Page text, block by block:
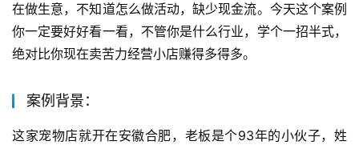
在做生意，不知道怎么做活动，缺少现金流。今天这个案例
你一定要好好看一看，不管你是什么行业，学个一招半式，
绝对比你现在卖苦力经营小店赚得多得多。
案例背景：
这家宠物店就开在安徽合肥，老板是个93年的小伙子，姓